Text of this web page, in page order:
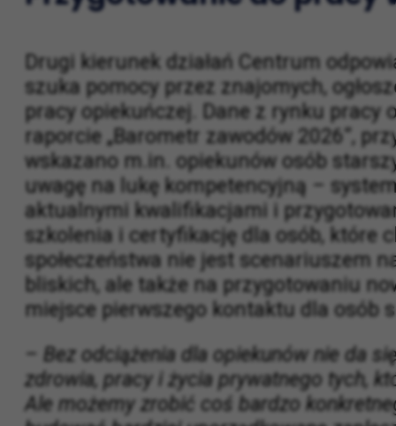
Przygotowanie do pracy
Drugi kierunek działań Centrum
szuka pomocy przez znajomych,
pracy opiekuńczej. Dane z rynku pracy
raporcie „Barometr zawodów 2026”,
wskazano m.in. opiekunów osób
uwagę na lukę kompetencyjną –
aktualnymi kwalifikacjami i
szkolenia i certyfikację dla osób, które
społeczeństwa nie jest scenariuszem
miejsce pierwszego kontaktu dla osób
– Bez odciążenia dla opiekunów nie da